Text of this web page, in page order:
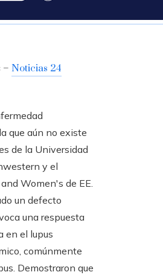
– Noticias 24
que aún no existe
de la Universidad
y el
Women's de EE.
un defecto
una respuesta
en el lupus
comúnmente
Demostraron que